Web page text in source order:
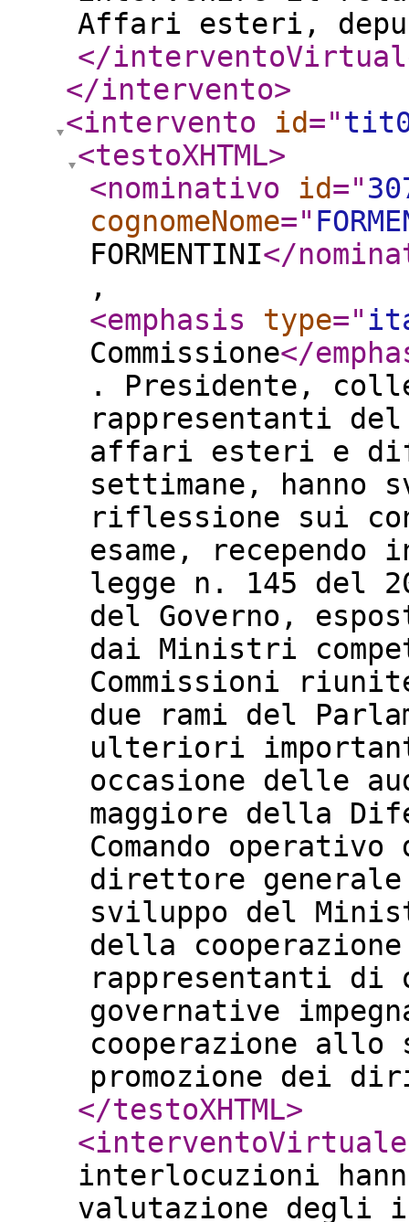
Affari esteri,
</
</intervento>
<intervento
id="
<testoXHTML>
<nominativo
id="
cognomeNome="
FORMENTINI</
,
<emphasis
type="
Commissione</
. Presidente,
rappresentanti del
affari esteri e
settimane, hanno
riflessione sui
esame,
legge n. 145 del
del Governo,
dai Ministri
Commissioni
due rami del
ulteriori
occasione delle
maggiore della
Comando
direttore
sviluppo del
della
rappresentanti di
governative
cooperazione
promozione dei
</testoXHTML>
<interventoVirtuale
interlocuzioni
valutazione degli